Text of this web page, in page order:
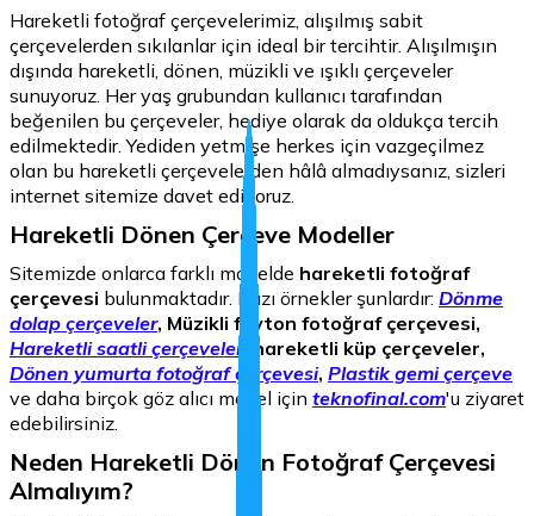
Hareketli fotoğraf çerçevelerimiz, alışılmış sabit
çerçevelerden sıkılanlar için ideal bir tercihtir. Alışılmışın
dışında hareketli, dönen, müzikli ve ışıklı çerçeveler
sunuyoruz. Her yaş grubundan kullanıcı tarafından
beğenilen bu çerçeveler, hediye olarak da oldukça tercih
edilmektedir. Yediden yetmişe herkes için vazgeçilmez
olan bu hareketli çerçevelerden hâlâ almadıysanız, sizleri
internet sitemize davet ediyoruz.
Hareketli Dönen Çerçeve Modeller
Sitemizde onlarca farklı modelde hareketli fotoğraf
çerçevesi bulunmaktadır. Bazı örnekler şunlardır: Dönme
dolap çerçeveler, Müzikli fayton fotoğraf çerçevesi,
Hareketli saatli çerçeveler
, hareketli küp çerçeveler,
Dönen yumurta fotoğraf çerçevesi, Plastik gemi çerçeve
ve daha birçok göz alıcı model için teknofinal.com'u ziyaret
edebilirsiniz.
Neden Hareketli Dönen Fotoğraf Çerçevesi
Almalıyım?